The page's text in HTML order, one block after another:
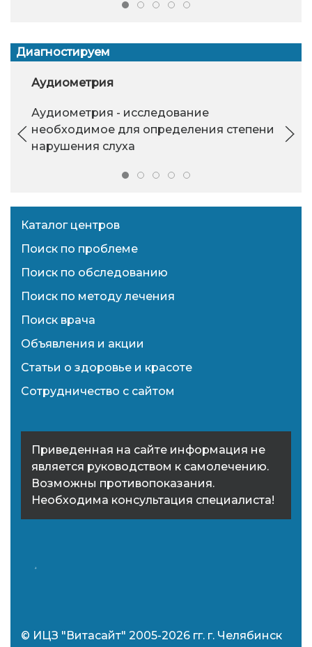
Диагностируем
Аудиометрия
Аудиометрия - исследование
необходимое для определения степени
нарушения слуха
Каталог центров
Поиск по проблеме
Поиск по обследованию
Поиск по методу лечения
Поиск врача
Объявления и акции
Статьи о здоровье и красоте
Сотрудничество с сайтом
Приведенная на сайте информация не
является руководством к самолечению.
Возможны противопоказания.
Необходима консультация специалиста!
© ИЦЗ "Витасайт" 2005-2026 гг. г. Челябинск